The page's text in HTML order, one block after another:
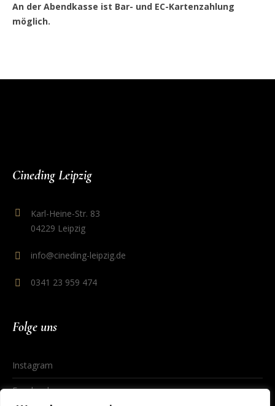
An der Abendkasse ist Bar- und EC-Kartenzahlung
möglich.
Cineding Leipzig
Karl-Heine-Str. 83
04229 Leipzig
info@cineding-leipzig.de
0341 23 959 474
Folge uns
Instagram
Facebook